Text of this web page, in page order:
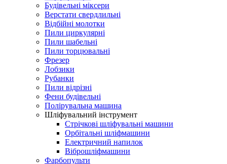
Будівельні міксери
Верстати свердлильні
Bідбійні молотки
Пили циркулярні
Пили шабельні
Пили торцювальні
Фрезер
Лобзики
Рубанки
Пили відрізні
Фени будівельні
Полірувальна машина
Шліфувальний інструмент
Cтрічкові шліфувальні машини
Орбітальні шліфмашини
Електричний напилок
Віброшліфмашини
Фарбопульти